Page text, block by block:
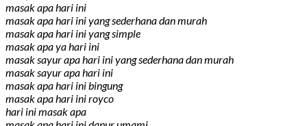
masak apa hari ini
masak apa hari ini yang sederhana dan murah
masak apa hari ini yang simple
masak apa ya hari ini
masak sayur apa hari ini yang sederhana dan murah
masak sayur apa hari ini
masak apa hari ini bingung
masak apa hari ini royco
hari ini masak apa